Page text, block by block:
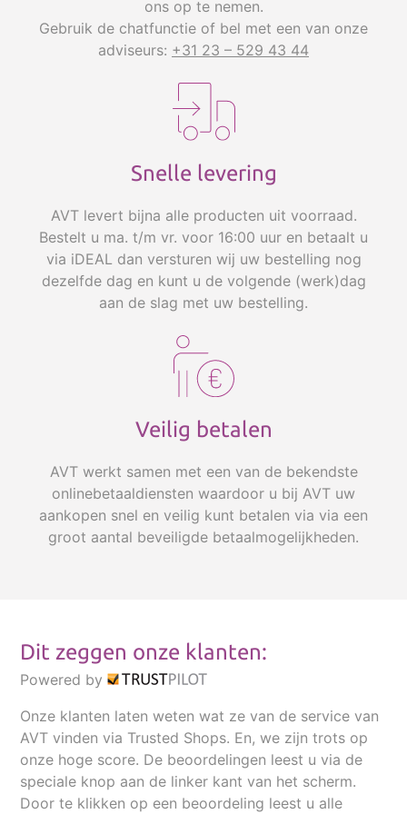
De combinatie van de geïntegreerde SE- en
AVC-functies geven een zeer grote
herkenningsaccuratesse bij wisselende afstand
van 10 tot 50cm van de microfoon. Uiteraard
afhankelijk van spreekvolume en
De automatische AVC zorgt ervoor dat wanneer
verwijderd het opnamevolume automatisch
wordt aangepast. Dit is een unieke functie van
de SpeechWare tafelmicrofoons die u in geen
andere tafelmicrofoon of headset zult vinden.
De onderstaande film laat goed de verschillen
zien van de 3 modellen en u ziet de
spraakherkenning:
De technische bijzonderheden van de 6-
in-1 tafelmicrofoon
USB-tafelmicrofoon met cardioïde,
ons op te nemen.
Gebruik de chatfunctie of bel met een van onze
adviseurs: +31 23 – 529 43 44
Snelle levering
AVT levert bijna alle producten uit voorraad.
Bestelt u ma. t/m vr. voor 16:00 uur en betaalt u
via iDEAL dan versturen wij uw bestelling nog
dezelfde dag en kunt u de volgende (werk)dag
aan de slag met uw bestelling.
Veilig betalen
AVT werkt samen met een van de bekendste
onlinebetaaldiensten waardoor u bij AVT uw
aankopen snel en veilig kunt betalen via via een
groot aantal beveiligde betaalmogelijkheden.
Dit zeggen onze klanten:
Powered by
Onze klanten laten weten wat ze van de service van
AVT vinden via Trusted Shops. En, we zijn trots op
onze hoge score. De beoordelingen leest u via de
speciale knop aan de linker kant van het scherm.
Door te klikken op een beoordeling leest u alle